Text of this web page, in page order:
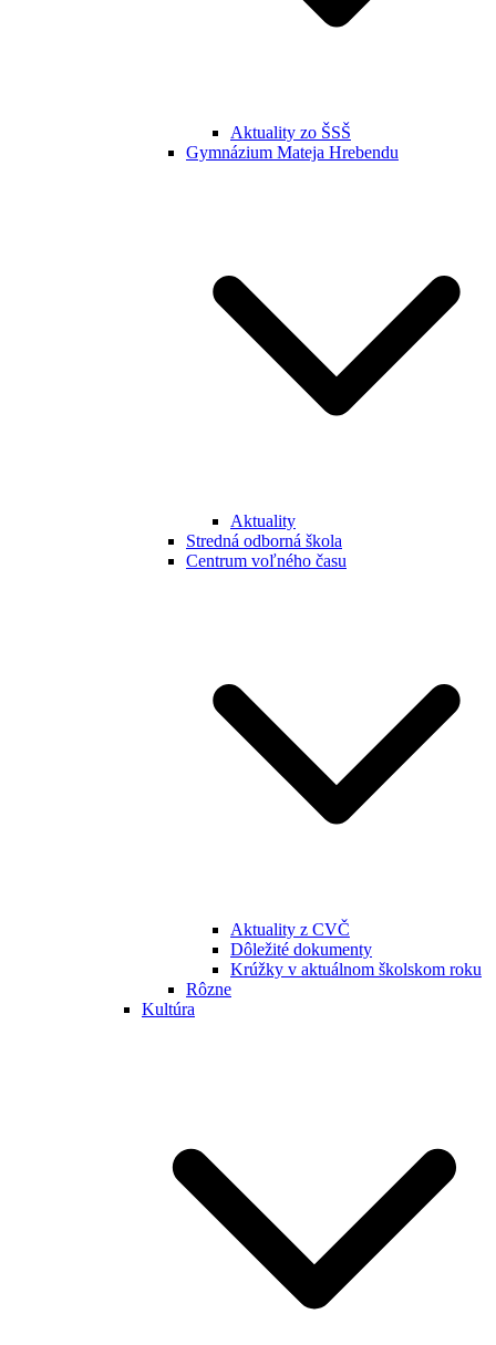
Aktuality zo ŠSŠ
Gymnázium Mateja Hrebendu
Aktuality
Stredná odborná škola
Centrum voľného času
Aktuality z CVČ
Dôležité dokumenty
Krúžky v aktuálnom školskom roku
Rôzne
Kultúra